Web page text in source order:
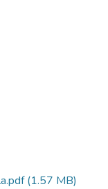
(1.57 MB)